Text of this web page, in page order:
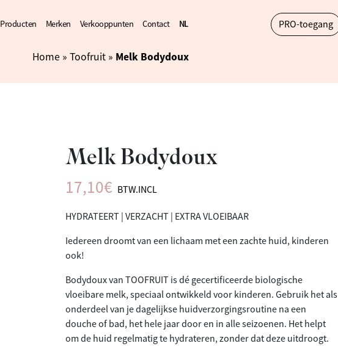
Producten Merken Verkooppunten Contact NL
FR
PRO-toegang
Home » Toofruit » Melk Bodydoux
Melk Bodydoux
17,10€ BTW.INCL
HYDRATEERT | VERZACHT | EXTRA VLOEIBAAR
Iedereen droomt van een lichaam met een zachte huid, kinderen
ook!
Bodydoux van TOOFRUIT is dé gecertificeerde biologische
vloeibare melk, speciaal ontwikkeld voor kinderen. Gebruik het als
onderdeel van je dagelijkse huidverzorgingsroutine na een
douche of bad, het hele jaar door en in alle seizoenen. Het helpt
om de huid regelmatig te hydrateren, zonder dat deze uitdroogt.